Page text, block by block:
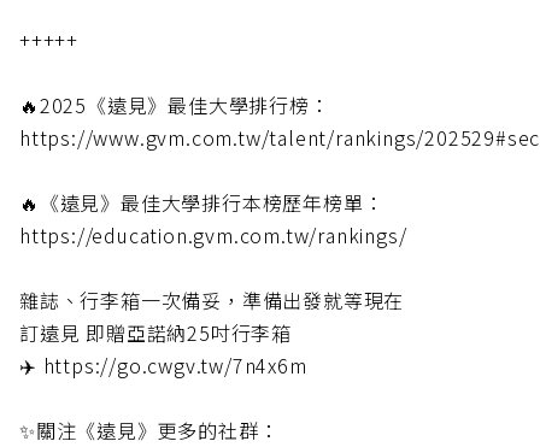
+++++
🔥2025《遠見》最佳大學排行榜：
https://www.gvm.com.tw/talent/rankings/
🔥《遠見》最佳大學排行本榜歷年榜單：
https://education.gvm.com.tw/rankings/
雜誌、行李箱一次備妥，準備出發就等現在
訂遠見 即贈亞諾納25吋行李箱
✈️ https://go.cwgv.tw/7n4x6m
✨關注《遠見》更多的社群：